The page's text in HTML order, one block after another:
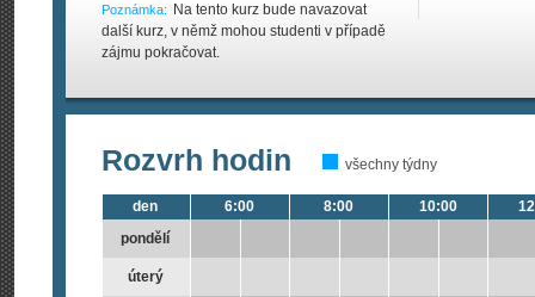
Poznámka:
Na tento kurz bude navazovat
další kurz, v němž mohou studenti v případě
zájmu pokračovat.
Rozvrh hodin všechny týdny
den
pondělí
úterý
6:00 8:00 10:00